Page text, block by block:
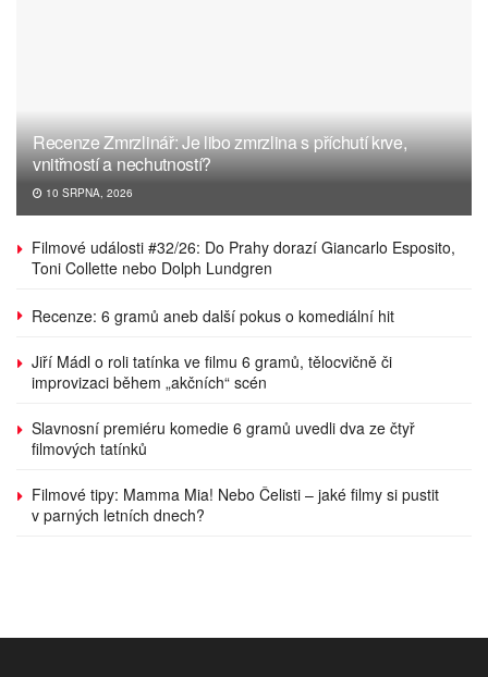
Recenze Zmrzlinář: Je libo zmrzlina s příchutí krve,
vnitřností a nechutností?
10 SRPNA, 2026
Filmové události #32/26: Do Prahy dorazí Giancarlo Esposito,
Toni Collette nebo Dolph Lundgren
Recenze: 6 gramů aneb další pokus o komediální hit
Jiří Mádl o roli tatínka ve filmu 6 gramů, tělocvičně či
improvizaci během „akčních“ scén
Slavnosní premiéru komedie 6 gramů uvedli dva ze čtyř
filmových tatínků
Filmové tipy: Mamma Mia! Nebo Čelisti – jaké filmy si pustit
v parných letních dnech?